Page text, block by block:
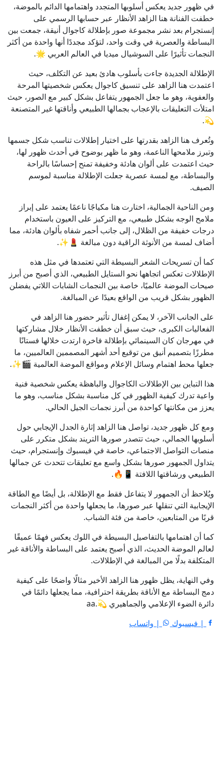
في ظهور جديد يعكس أسلوبها المتجدد واهتمامها الدائم بالموضة،
خطفت الفنانة هنا الزاهد الأنظار عبر حسابها الرسمي على
إنستجرام بعد نشر مجموعة صور بإطلالة كاجوال أنيقة، جمعت بين
البساطة والعصرية في وقت واحد، لتؤكد مجددًا أنها واحدة من أكثر
النجمات تأثيرًا على السوشيال ميديا في العالم العربي 🌟.
الإطلالة الجديدة جاءت بأسلوب هادئ بعيد عن التكلف، حيث
اعتمدت هنا الزاهد على تنسيق كاجوال يعكس شخصيتها المرحة
والعفوية، وهو ما جعل الجمهور يتفاعل بشكل كبير مع الصور، حيث
امتلأت التعليقات بالإعجاب بجمالها الطبيعي وأناقتها غير المتصنعة
💫.
وتُعرف هنا الزاهد بقدرتها على اختيار إطلالات تناسب شكل جسمها
وتبرز ملامحها الناعمة، وهو ما ظهر بوضوح في أحدث ظهور لها،
حيث اعتمدت على ألوان هادئة وخفيفة تمنح إحساسًا بالراحة
والبساطة، مع لمسة عصرية جعلت الإطلالة مناسبة لموسم
الصيف.
ومن الناحية الجمالية، اختارت هنا مكياجًا ناعمًا يعتمد على إبراز
ملامح الوجه بشكل طبيعي، مع التركيز على العيون باستخدام
درجات خفيفة من الظلال، إلى جانب أحمر شفاه بألوان هادئة، مما
أضاف لمسة من الأنوثة الراقية دون مبالغة 💄✨.
كما أن تسريحات الشعر البسيطة التي تعتمدها في مثل هذه
الإطلالات تعكس اتجاهها نحو الستايل الطبيعي، الذي أصبح من أبرز
صيحات الموضة عالميًا، خاصة بين النجمات الشابات اللاتي يفضلن
الظهور بشكل قريب من الواقع بعيدًا عن المبالغة.
على الجانب الآخر، لا يمكن إغفال تأثير حضور هنا الزاهد في
الفعاليات الكبرى، حيث سبق أن خطفت الأنظار خلال مشاركتها
في مهرجان كان السينمائي بإطلالة فاخرة ارتدت خلالها فستانًا
مطرزًا بتصميم أنيق من توقيع أحد أشهر المصممين العالميين، ما
جعلها محط اهتمام وسائل الإعلام ومواقع الموضة العالمية 🎬✨.
هذا التباين بين الإطلالات الكاجوال والباهظة يعكس شخصية فنية
واعية تدرك كيفية الظهور في كل مناسبة بشكل مناسب، وهو ما
يعزز من مكانتها كواحدة من أبرز نجمات الجيل الحالي.
ومع كل ظهور جديد، تواصل هنا الزاهد إثارة الجدل الإيجابي حول
أسلوبها الجمالي، حيث تتصدر صورها التريند بشكل متكرر على
منصات التواصل الاجتماعي، خاصة في فيسبوك وإنستجرام، حيث
يتداول الجمهور صورها بشكل واسع مع تعليقات تتحدث عن جمالها
الطبيعي ورشاقتها اللافتة 📱🔥.
ويُلاحظ أن الجمهور لا يتفاعل فقط مع الإطلالة، بل أيضًا مع الطاقة
الإيجابية التي تنقلها عبر صورها، ما يجعلها واحدة من أكثر النجمات
قربًا من المتابعين، خاصة من فئة الشباب.
كما أن اهتمامها بالتفاصيل البسيطة في اللوك يعكس فهمًا عميقًا
لعالم الموضة الحديث، الذي أصبح يعتمد على البساطة والأناقة غير
المتكلفة بدلًا من المبالغة في الإطلالات.
وفي النهاية، يظل ظهور هنا الزاهد الأخير مثالًا واضحًا على كيفية
دمج البساطة مع الأناقة بطريقة احترافية، مما يجعلها دائمًا في
دائرة الضوء الإعلامي والجماهيري 💫.aa
| فيسبوك
| واتساب